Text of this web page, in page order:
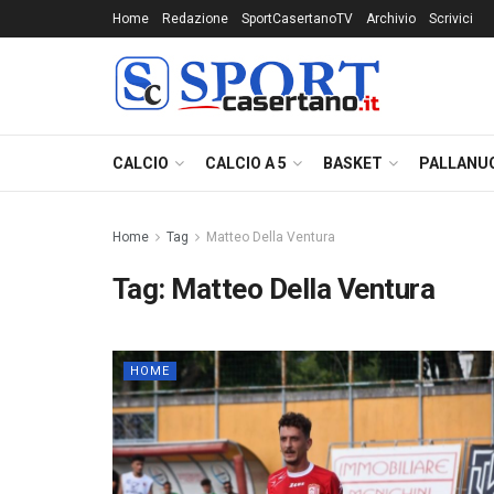
Home Redazione SportCasertanoTV Archivio Scrivici
CALCIO CALCIO A 5 BASKET
Home Tag Matteo Della Ventura
Tag: Matteo Della Ventura
HOME